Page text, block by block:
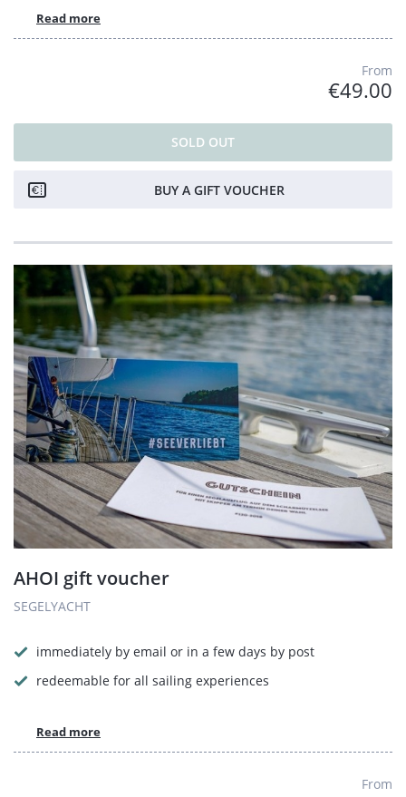
Read more
From
€49.00
SOLD OUT
BUY A GIFT VOUCHER
AHOI gift voucher
SEGELYACHT
immediately by email or in a few days by post
redeemable for all sailing experiences
Read more
From